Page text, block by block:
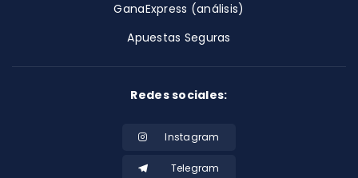
GanaExpress (análisis)
Apuestas Seguras
Redes sociales:
Instagram
Telegram